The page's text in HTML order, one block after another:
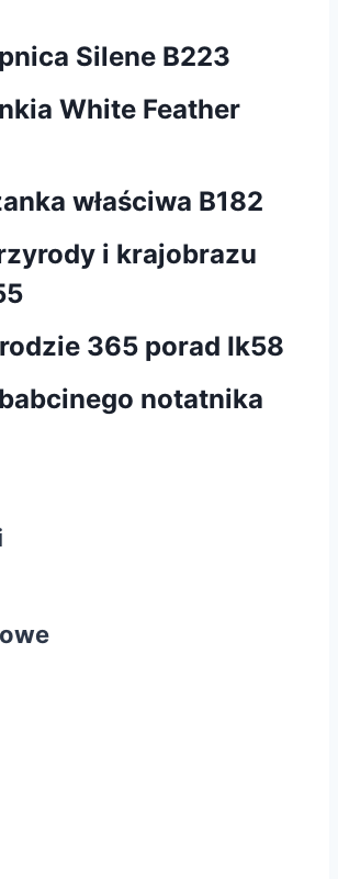
Silene B223
White Feather
właściwa B182
i krajobrazu
365 porad Ik58
notatnika